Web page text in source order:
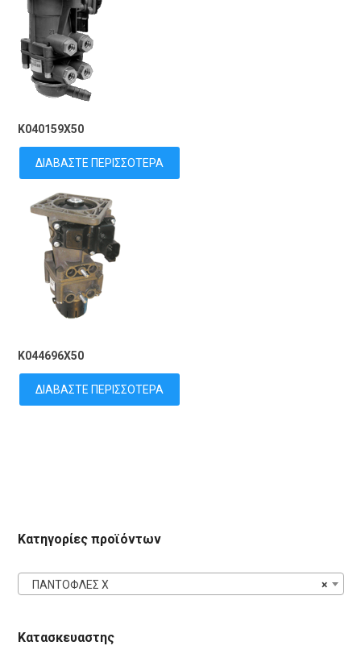
K040159X50
ΔΙΑΒΆΣΤΕ ΠΕΡΙΣΣΌΤΕΡΑ
K044696X50
ΔΙΑΒΆΣΤΕ ΠΕΡΙΣΣΌΤΕΡΑ
Κατηγορίες προϊόντων
×
ΠΑΝΤΟΦΛΕΣ X
Κατασκευαστης